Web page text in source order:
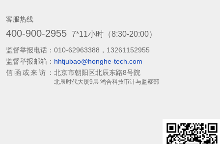
客服热线
400-900-2955 7*11小时（8:30-20:00）
监督举报电话： 010-62963388，13261152955
监督举报邮箱： hhtjubao@honghe-tech.com
信函或来访： 北京市朝阳区北辰东路8号院
北辰时代大厦9层 鸿合科技审计与监察部